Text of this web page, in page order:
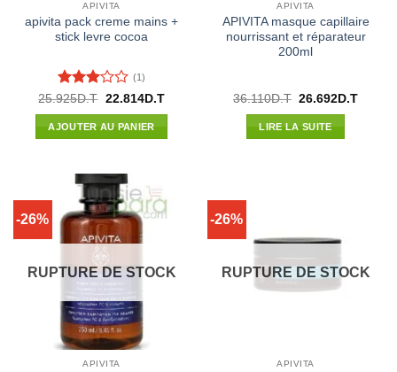
APIVITA
apivita pack creme mains +
stick levre cocoa
Note3
sur 5
(1)
25.925D.T Le
initial
était :
22.814D.TLe
AJOUTER AU PANIER
APIVITA
APIVITA masque capillaire
nourrissant et réparateur
200ml
36.110D.T Le
initial
était :
26.692 D.TLe
LIRE LA SUITE
-26%
RUPTURE DE STOCK
APIVITA
-26%
RUPTURE DE STOCK
APIVITA